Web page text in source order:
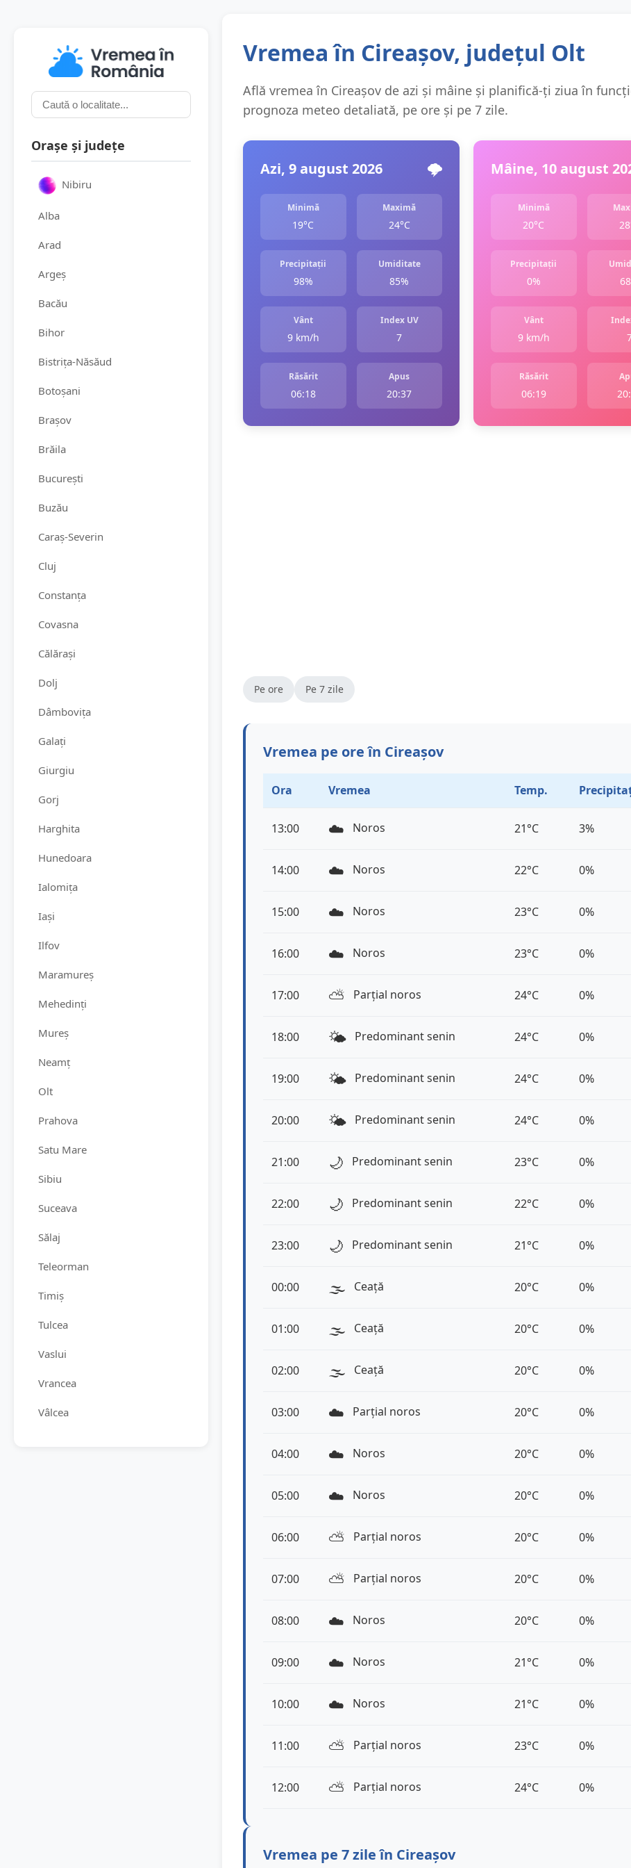
Orașe și județe
Nibiru
Alba
Arad
Argeș
Bacău
Bihor
Bistrița-Năsăud
Botoșani
Brașov
Brăila
București
Buzău
Caraș-Severin
Cluj
Constanța
Covasna
Călărași
Dolj
Dâmbovița
Galați
Giurgiu
Gorj
Harghita
Hunedoara
Ialomița
Iași
Ilfov
Maramureș
Mehedinți
Mureș
Neamț
Olt
Prahova
Satu Mare
Sibiu
Suceava
Sălaj
Teleorman
Timiș
Tulcea
Vaslui
Vrancea
Vâlcea
Vremea în Cireașov, județul Olt
Află vremea în Cireașov de azi și mâine și planifică-ți ziua în
prognoza meteo detaliată, pe ore și pe 7 zile.
Azi, 9 august 2026 🌩️
Minimă
19°C
Maximă
24°C
Precipitații
98%
Umiditate
85%
Vânt
9 km/h
Index UV
7
Răsărit
06:18
Apus
20:37
Mâine, 10 august
Minimă
20°C
Precipitații
0%
Vânt
9 km/h
Răsărit
06:19
Pe ore Pe 7 zile
Vremea pe ore în Cireașov
Ora Vremea Temp.
13:00 ☁️ Noros 21°C 3%
14:00 ☁️ Noros 22°C 0%
15:00 ☁️ Noros 23°C 0%
16:00 ☁️ Noros 23°C 0%
17:00 ⛅️ Parțial noros 24°C 0%
18:00 🌤️ Predominant senin 24°C 0%
19:00 🌤️ Predominant senin 24°C 0%
20:00 🌤️ Predominant senin 24°C 0%
21:00 🌙 Predominant senin 23°C 0%
22:00 🌙 Predominant senin 22°C 0%
23:00 🌙 Predominant senin 21°C 0%
00:00 🌫️ Ceață 20°C 0%
01:00 🌫️ Ceață 20°C 0%
02:00 🌫️ Ceață 20°C 0%
03:00 ☁️ Parțial noros 20°C 0%
04:00 ☁️ Noros 20°C 0%
05:00 ☁️ Noros 20°C 0%
06:00 ⛅️ Parțial noros 20°C 0%
07:00 ⛅️ Parțial noros 20°C 0%
08:00 ☁️ Noros 20°C 0%
09:00 ☁️ Noros 21°C 0%
10:00 ☁️ Noros 21°C 0%
11:00 ⛅️ Parțial noros 23°C 0%
12:00 ⛅️ Parțial noros 24°C 0%
Vremea pe 7 zile în Cireașov